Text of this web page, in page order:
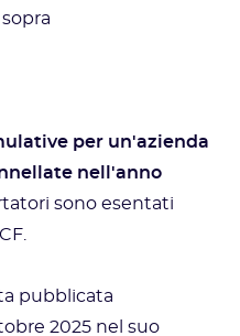
per un'azienda
nell'anno
sono esentati
pubblicata
2025 nel suo